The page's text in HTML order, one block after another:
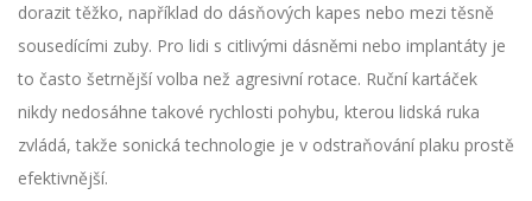
dorazit těžko, například do dásňových kapes nebo mezi těsně
sousedícími zuby. Pro lidi s citlivými dásněmi nebo implantáty je
to často šetrnější volba než agresivní rotace. Ruční kartáček
nikdy nedosáhne takové rychlosti pohybu, kterou lidská ruka
zvládá, takže sonická technologie je v odstraňování plaku prostě
efektivnější.